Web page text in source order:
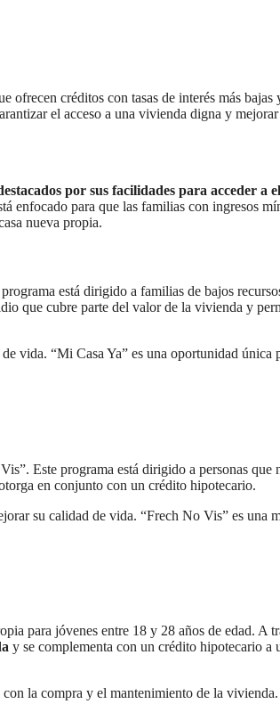
ofrecen créditos con tasas de interés más bajas
el acceso a una vivienda digna y
por sus facilidades para acceder a
enfocado para que las familias con ingresos
nueva propia.
programa está dirigido a familias de bajos
que cubre parte del valor de la vivienda y
vida. “Mi Casa Ya” es una oportunidad única
Este programa está dirigido a personas que
en conjunto con un crédito hipotecario.
su calidad de vida. “Frech No Vis” es una
para jóvenes entre 18 y 28 años de edad. A
y se complementa con un crédito hipotecario a
la compra y el mantenimiento de la